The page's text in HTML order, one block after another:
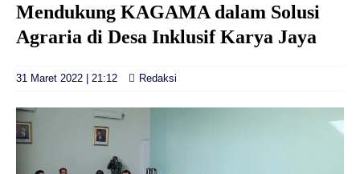
Mendukung KAGAMA dalam Solusi
Agraria di Desa Inklusif Karya Jaya
31 Maret 2022 | 21:12 Redaksi